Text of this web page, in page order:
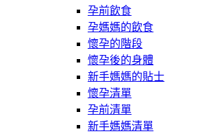
孕前飲食
孕媽媽的飲食
懷孕的階段
懷孕後的身體
新手媽媽的貼士
懷孕清單
孕前清單
新手媽媽清單